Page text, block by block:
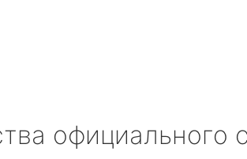
официального